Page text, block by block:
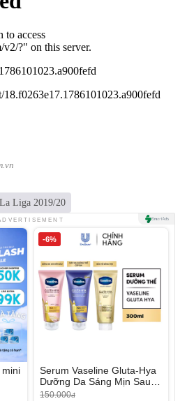
La Liga 2019/20
-6%
Serum Vaseline Gluta-Hya
Dưỡng Da Sáng Mịn Sau 7
Ngày
150.000đ